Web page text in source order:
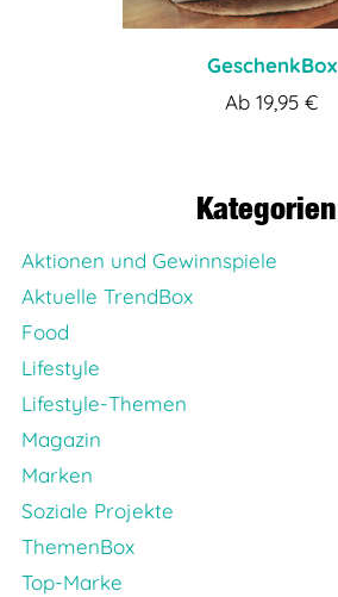
GeschenkBox
Ab 19,95 €
Kategorien
Aktionen und Gewinnspiele
Aktuelle TrendBox
Food
Lifestyle
Lifestyle-Themen
Magazin
Marken
Soziale Projekte
ThemenBox
Top-Marke